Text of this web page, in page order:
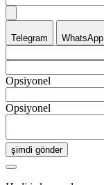
Telegram WhatsApp
Opsiyonel
Opsiyonel
şimdi gönder